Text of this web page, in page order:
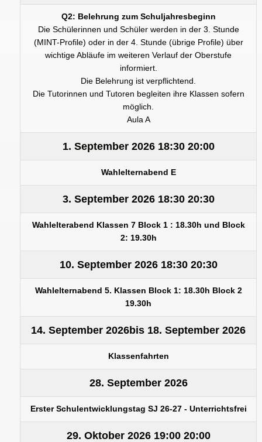
Q2: Belehrung zum Schuljahresbeginn
Die Schülerinnen und Schüler werden in der 3. Stunde
(MINT-Profile) oder in der 4. Stunde (übrige Profile) über
wichtige Abläufe im weiteren Verlauf der Oberstufe
informiert.
Die Belehrung ist verpflichtend.
Die Tutorinnen und Tutoren begleiten ihre Klassen sofern
möglich.
Aula A
1. September 202618:30 20:00
Wahlelternabend E
3. September 202618:30 20:30
Wahlelterabend Klassen 7 Block 1 : 18.30h und Block
2: 19.30h
10. September 202618:30 20:30
Wahlelternabend 5. Klassen Block 1: 18.30h Block 2
19.30h
14. September 2026bis 18. September 2026
Klassenfahrten
28. September 2026
Erster Schulentwicklungstag SJ 26-27 - Unterrichtsfrei
29. Oktober 202619:00 20:00